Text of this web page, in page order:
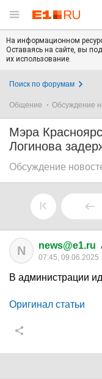
На информационном
Оставаясь на сайте, вы
их использование.
Поиск по форумам
Общение Обсуждение
Мэра
Логинова
Обсуждение
N news@e1.ru
07:45, 09.06.2025
В администрации
Оригинал статьи